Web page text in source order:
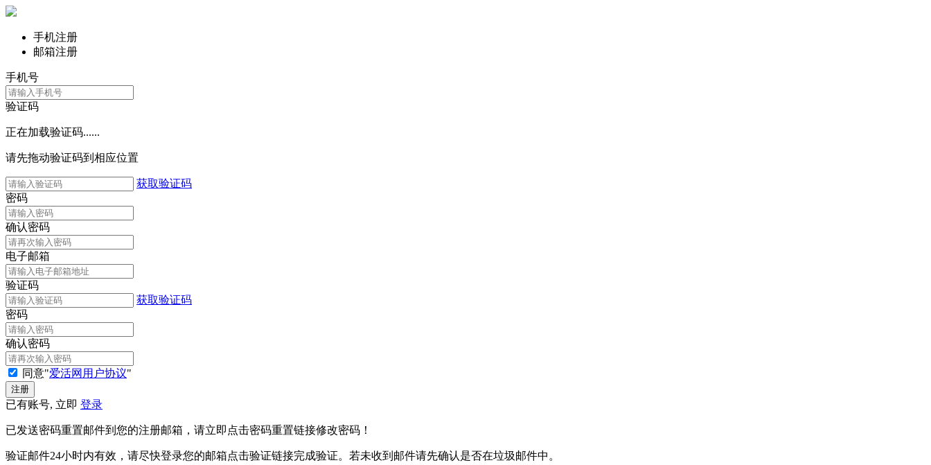
手机注册
邮箱注册
手机号
验证码
正在加载验证码......
请先拖动验证码到相应位置
获取验证码
密码
确认密码
电子邮箱
验证码
获取验证码
密码
确认密码
同意"爱活网用户协议"
已有账号, 立即 登录
已发送密码重置邮件到您的注册邮箱，请立即点击密码重置链接修改密码！
验证邮件24小时内有效，请尽快登录您的邮箱点击验证链接完成验证。若未收到邮件请先确认是否在垃圾邮件中。